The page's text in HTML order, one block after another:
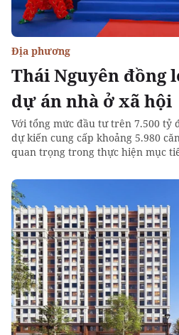
Thái Nguyên đồng
dự án nhà ở xã hội
Địa phương
Với tổng mức đầu tư trên 7.500 tỷ
dự kiến cung cấp khoảng 5.980
quan trọng trong thực hiện mục